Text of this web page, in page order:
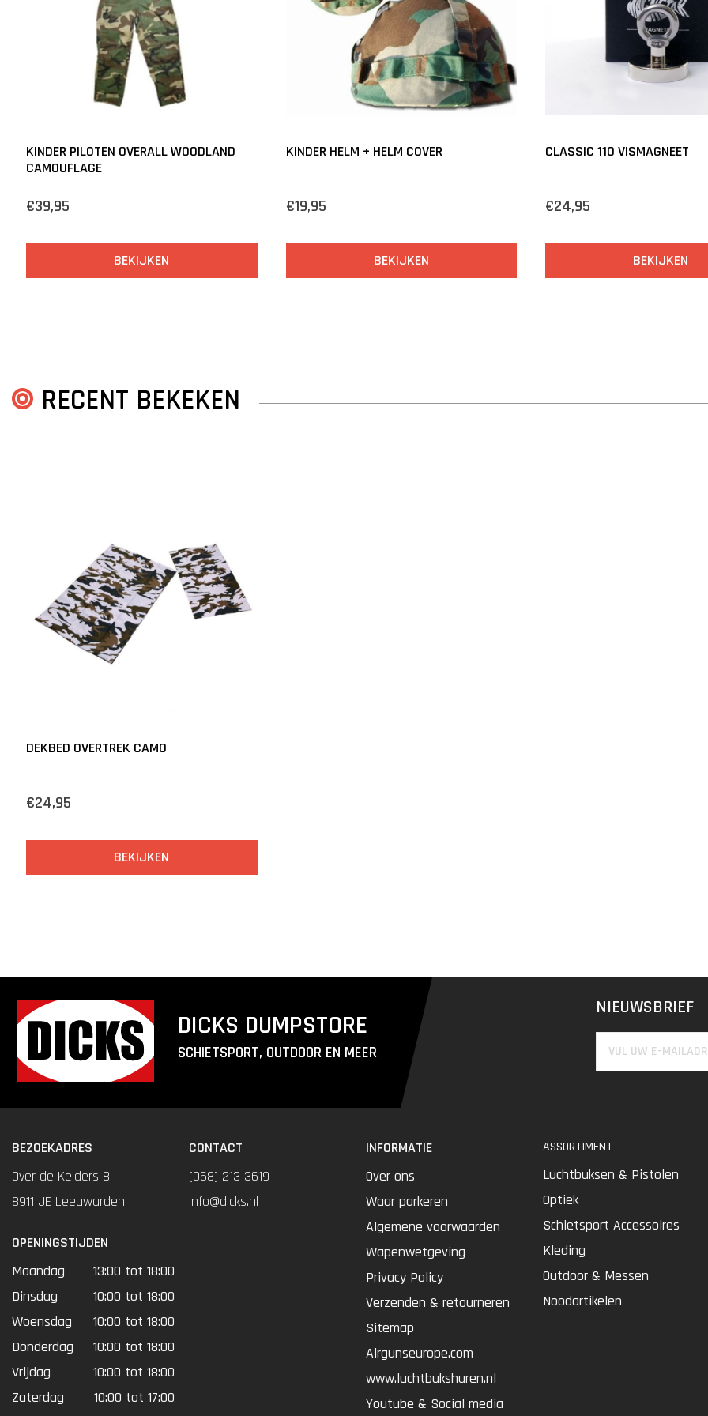
KINDER PILOTEN OVERALL WOODLAND
CAMOUFLAGE
€39,95
BEKIJKEN
KINDER HELM + HELM COVER
€19,95
BEKIJKEN
CLASSIC 110 VISMAGNEET
€24,95
BEKIJKEN
RECENT BEKEKEN
DEKBED OVERTREK CAMO
€24,95
BEKIJKEN
DICKS DUMPSTORE
SCHIETSPORT, OUTDOOR EN MEER
NIEUWSBRIEF
BEZOEKADRES
Over de Kelders 8
8911 JE Leeuwarden
OPENINGSTIJDEN
Maandag
13:00 tot 18:00
Dinsdag
10:00 tot 18:00
Woensdag
10:00 tot 18:00
Donderdag
10:00 tot 18:00
Vrijdag
10:00 tot 18:00
Zaterdag
10:00 tot 17:00
CONTACT
(058) 213 3619
info@dicks.nl
INFORMATIE
Over ons
Waar parkeren
Algemene voorwaarden
Wapenwetgeving
Privacy Policy
Verzenden & retourneren
Sitemap
Airgunseurope.com
www.luchtbukshuren.nl
Youtube & Social media
ASSORTIMENT
Luchtbuksen & Pistolen
Optiek
Schietsport Accessoires
Kleding
Outdoor & Messen
Noodartikelen